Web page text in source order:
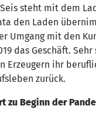
steht mit dem
den Laden
Umgang mit den
das Geschäft.
Erzeugern ihr
zurück.
zu Beginn der